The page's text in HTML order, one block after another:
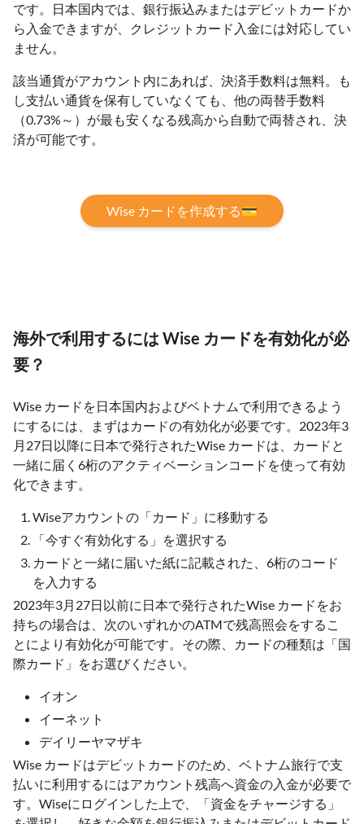
です。日本国内では、銀行振込みまたはデビットカードか
ら入金できますが、クレジットカード入金には対応してい
ません。
該当通貨がアカウント内にあれば、決済手数料は無料。も
し支払い通貨を保有していなくても、他の両替手数料
（0.73%～）が最も安くなる残高から自動で両替され、決
済が可能です。
Wise カードを作成する💳
海外で利用するには Wise カードを有効化が必
要？
Wise カードを日本国内およびベトナムで利用できるよう
にするには、まずはカードの有効化が必要です。2023年3
月27日以降に日本で発行されたWise カードは、カードと
一緒に届く6桁のアクティベーションコードを使って有効
化できます。
Wiseアカウントの「カード」に移動する
「今すぐ有効化する」を選択する
カードと一緒に届いた紙に記載された、6桁のコード
を入力する
2023年3月27日以前に日本で発行されたWise カードをお
持ちの場合は、次のいずれかのATMで残高照会をするこ
とにより有効化が可能です。その際、カードの種類は「国
際カード」をお選びください。
イオン
イーネット
デイリーヤマザキ
Wise カードはデビットカードのため、ベトナム旅行で支
払いに利用するにはアカウント残高へ資金の入金が必要で
す。Wiseにログインした上で、「資金をチャージする」